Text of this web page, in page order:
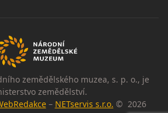
zemědělského muzea, s. p. o., je
zemědělství.
– NETservis s.r.o. © 2026